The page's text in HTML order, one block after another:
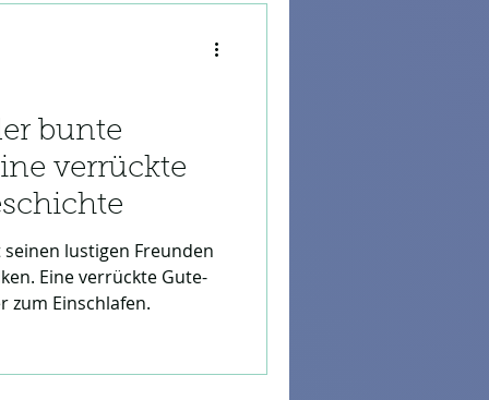
bunte
verrückte
lustigen Freunden
Eine verrückte Gute-
zum Einschlafen.